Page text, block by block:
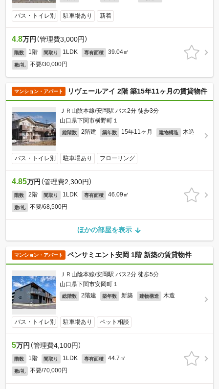
バス・トイレ別 駐車場あり 新着
4.8万円 （管理費3,000円）
階数 1階 間取り 1LDK 専有面積 39.04㎡
敷/礼 不要/30,000円
マンション・アパート リヴェールアイ 2階 築15年11ヶ月の賃貸物件
ＪＲ山陰本線/安岡駅 バス2分 徒歩3分
山口県下関市横野町１
総階数 2階建 築年数 15年11ヶ月 建物構造 木造
バス・トイレ別 駐車場あり フローリング
4.85万円 （管理費2,300円）
階数 2階 間取り 1LDK 専有面積 46.09㎡
敷/礼 不要/68,500円
ほかの部屋を表示
マンション・アパート ペンサミエント安岡 1階 新築の賃貸物件
ＪＲ山陰本線/安岡駅 バス2分 徒歩5分
山口県下関市安岡町１
総階数 2階建 築年数 新築 建物構造 木造
バス・トイレ別 駐車場あり ペット相談
5万円 （管理費4,100円）
階数 1階 間取り 1LDK 専有面積 44.7㎡
敷/礼 不要/70,000円